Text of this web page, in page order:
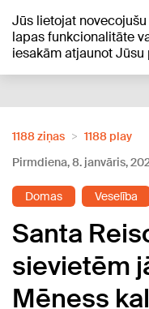
Jūs lietojat
lapas funkcionalitāte
iesakām atjaunot
+19°C
1188 ziņas
1188 play
Pirmdiena, 8. janvāris,
Domas Veselība
Santa
sievietēm
Mēness